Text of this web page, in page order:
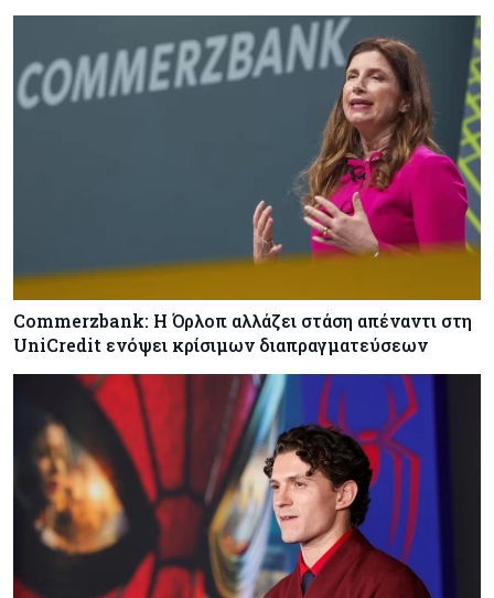
Commerzbank: Η Όρλοπ αλλάζει στάση απέναντι στη
UniCredit ενόψει κρίσιμων διαπραγματεύσεων